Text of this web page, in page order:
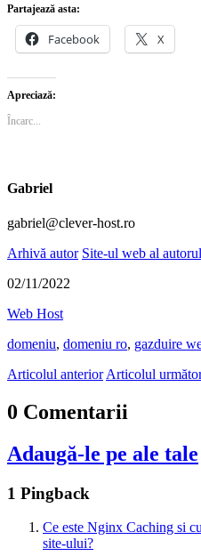
Partajează asta:
Facebook X
Apreciază:
Încarc...
Gabriel
gabriel@clever-host.ro
Arhivă autor Site-ul web al
02/11/2022
Web Host
domeniu, domeniu ro, gazduire
Articolul anterior Articolul
0 Comentarii
Adaugă-le pe ale tale
1 Pingback
Ce este Nginx Caching si
site-ului?